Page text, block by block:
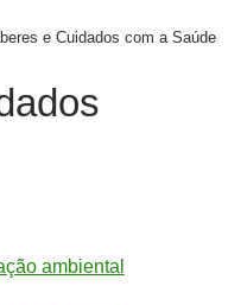
e Cuidados com a Saúde
ambiental